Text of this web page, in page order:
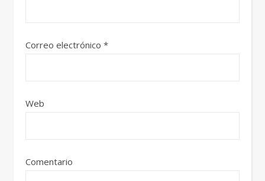
Correo electrónico *
Web
Comentario